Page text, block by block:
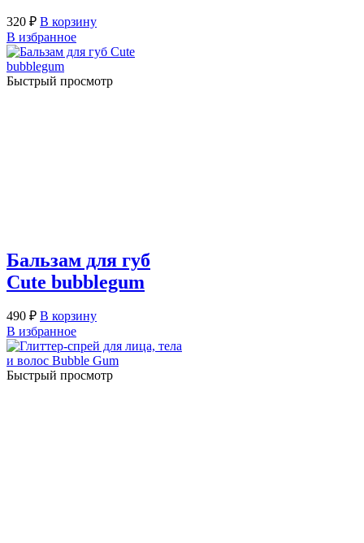
320 ₽ В корзину
В избранное
Быстрый просмотр
Бальзам для губ
Cute bubblegum
490 ₽ В корзину
В избранное
Быстрый просмотр